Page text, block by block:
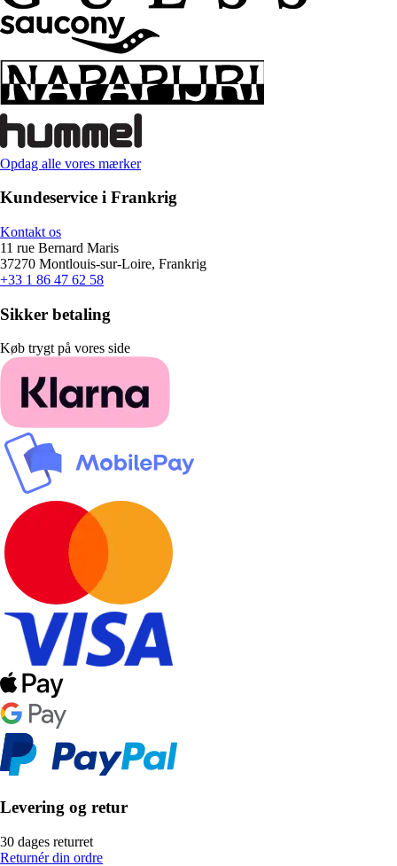
Opdag alle vores mærker
Kundeservice i Frankrig
Kontakt os
11 rue Bernard Maris
37270 Montlouis-sur-Loire, Frankrig
+33 1 86 47 62 58
Sikker betaling
Køb trygt på vores side
Levering og retur
30 dages returret
Returnér din ordre